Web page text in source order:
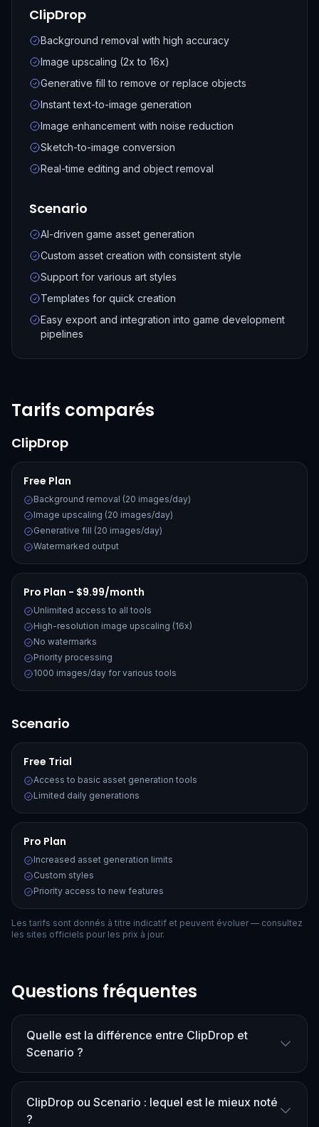
ClipDrop
Background removal with high accuracy
Image upscaling (2x to 16x)
Generative fill to remove or replace objects
Instant text-to-image generation
Image enhancement with noise reduction
Sketch-to-image conversion
Real-time editing and object removal
Scenario
AI-driven game asset generation
Custom asset creation with consistent style
Support for various art styles
Templates for quick creation
Easy export and integration into game development
pipelines
Tarifs comparés
ClipDrop
Free Plan
Background removal (20 images/day)
Image upscaling (20 images/day)
Generative fill (20 images/day)
Watermarked output
Pro Plan - $9.99/month
Unlimited access to all tools
High-resolution image upscaling (16x)
No watermarks
Priority processing
1000 images/day for various tools
Scenario
Free Trial
Access to basic asset generation tools
Limited daily generations
Pro Plan
Increased asset generation limits
Custom styles
Priority access to new features
Les tarifs sont donnés à titre indicatif et peuvent évoluer — consultez
les sites officiels pour les prix à jour.
Questions fréquentes
Quelle est la différence entre ClipDrop et
Scenario ?
ClipDrop ou Scenario : lequel est le mieux noté
?